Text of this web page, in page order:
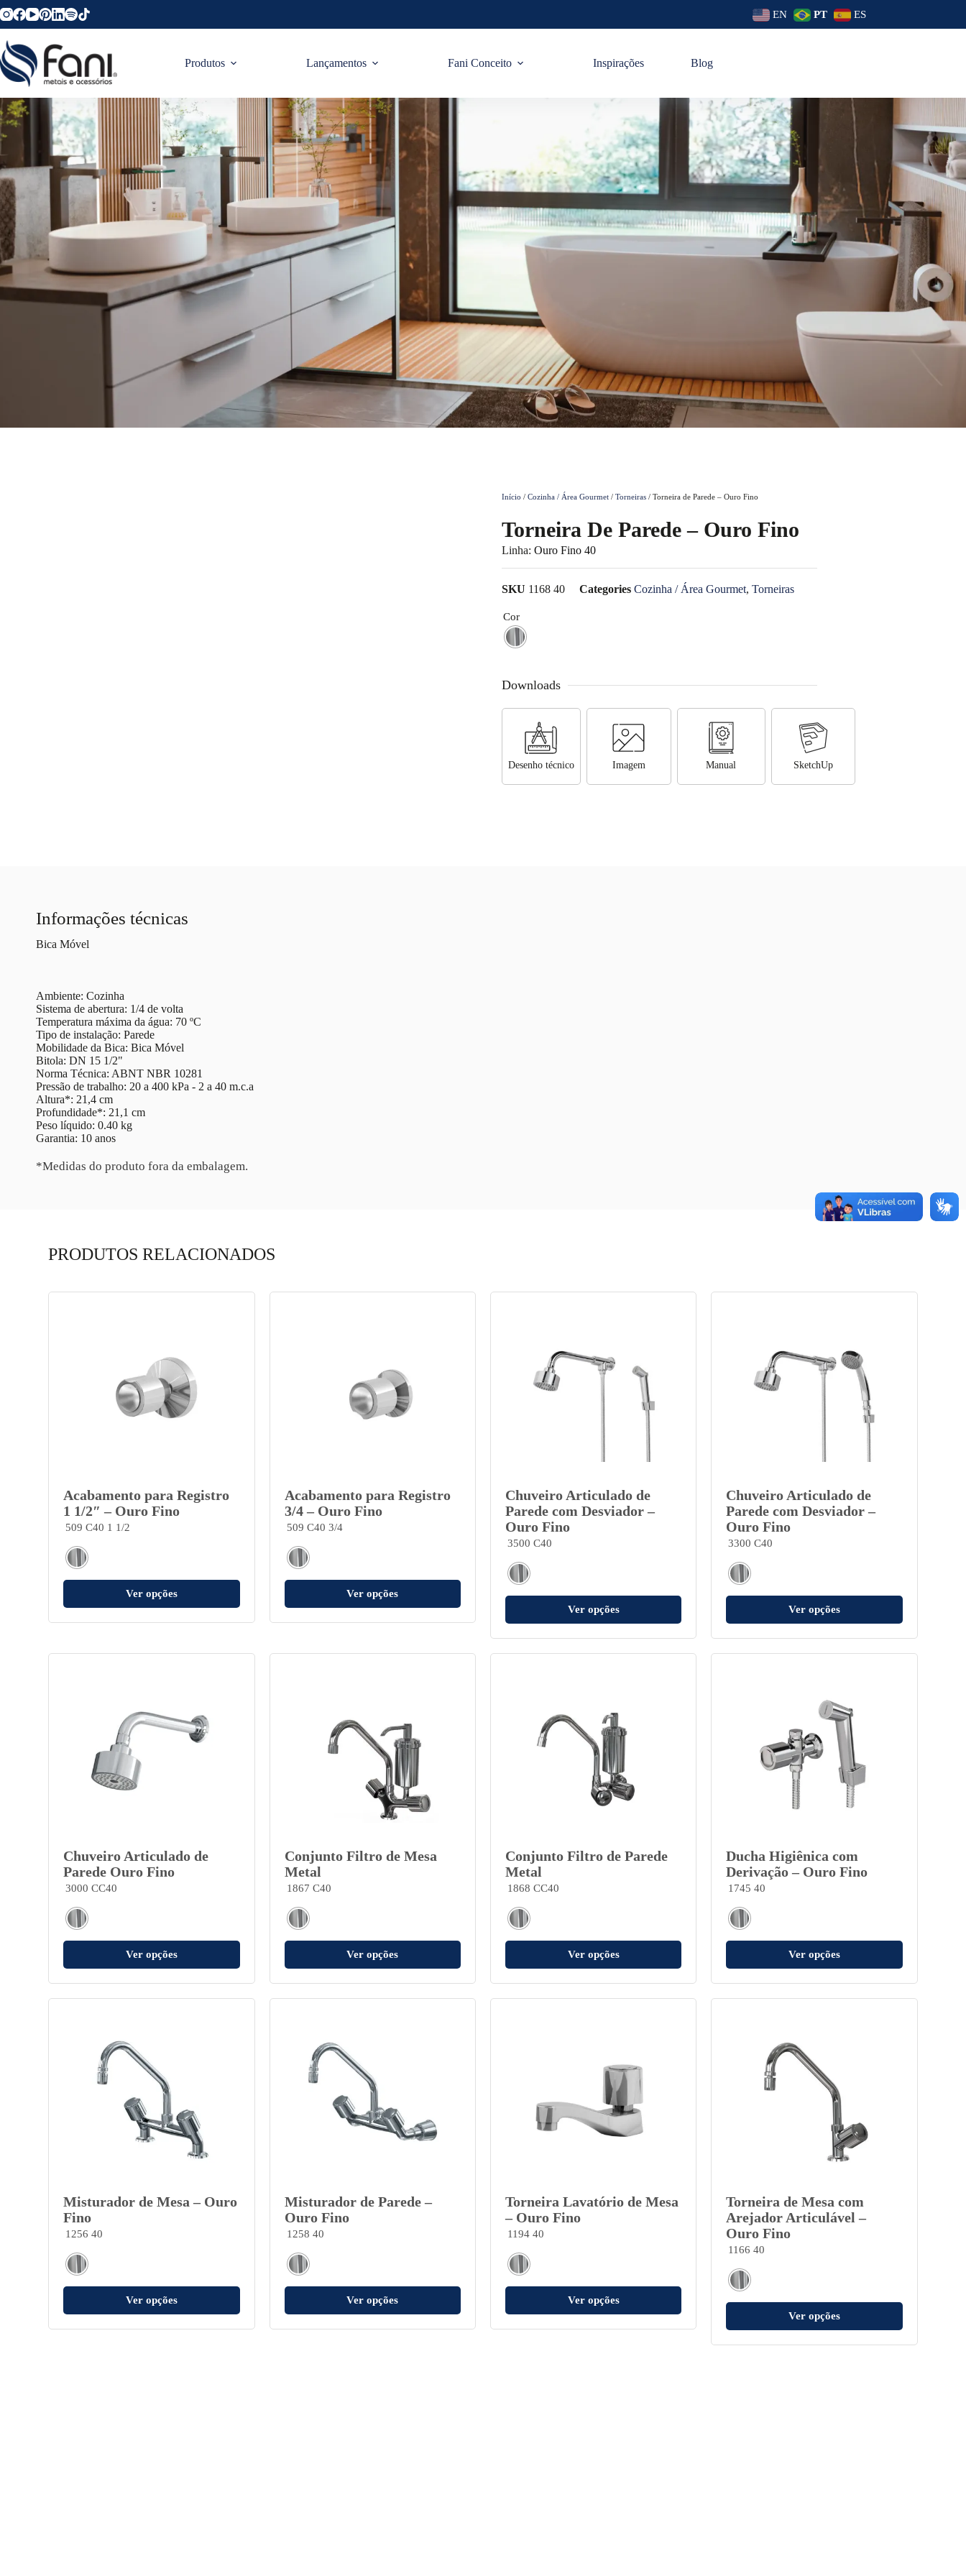
EN PT ES
Produtos Lançamentos Fani Conceito Inspirações Blog
Início / Cozinha / Área Gourmet/ Torneiras/ Torneira de Parede – Ouro Fino
Torneira De Parede – Ouro Fino
Linha: Ouro Fino 40
SKU 1168 40 Categories Cozinha / Área Gourmet, Torneiras
Cor
Downloads
Desenho técnico Imagem Manual SketchUp
Informações técnicas
Bica Móvel
Ambiente: Cozinha
Sistema de abertura: 1/4 de volta
Temperatura máxima da água: 70 ºC
Tipo de instalação: Parede
Mobilidade da Bica: Bica Móvel
Bitola: DN 15 1/2"
Norma Técnica: ABNT NBR 10281
Pressão de trabalho: 20 a 400 kPa - 2 a 40 m.c.a
Altura*: 21,4 cm
Profundidade*: 21,1 cm
Peso líquido: 0.40 kg
Garantia: 10 anos
*Medidas do produto fora da embalagem.
PRODUTOS RELACIONADOS
Acabamento para Registro
1 1/2″ – Ouro Fino
509 C40 1 1/2
Ver opções
Acabamento para Registro
3/4 – Ouro Fino
509 C40 3/4
Ver opções
Chuveiro Articulado de
Parede com Desviador –
Ouro Fino
3500 C40
Ver opções
Chuveiro Articulado de
Parede com Desviador –
Ouro Fino
3300 C40
Ver opções
Chuveiro Articulado de
Parede Ouro Fino
3000 CC40
Ver opções
Conjunto Filtro de Mesa
Metal
1867 C40
Ver opções
Conjunto Filtro de Parede
Metal
1868 CC40
Ver opções
Ducha Higiênica com
Derivação – Ouro Fino
1745 40
Ver opções
Misturador de Mesa – Ouro
Fino
1256 40
Ver opções
Misturador de Parede –
Ouro Fino
1258 40
Ver opções
Torneira Lavatório de Mesa
– Ouro Fino
1194 40
Ver opções
Torneira de Mesa com
Arejador Articulável –
Ouro Fino
1166 40
Ver opções